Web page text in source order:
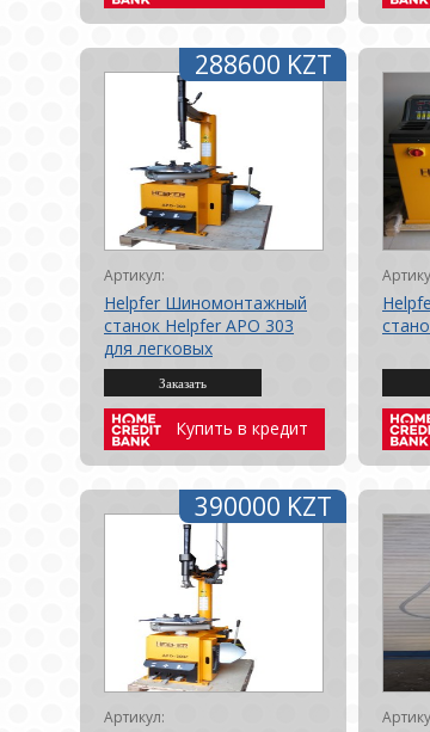
Артикул:
Helpfer Шиномонтажный
станок Helpfer APO 303
для легковых
автомобилей
288600 KZT
Купить в кредит
Артикул:
390000 KZT